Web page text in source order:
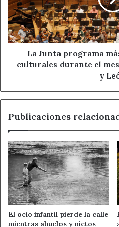
650
actividades
culturales
durante
mes
en
y
La Junta programa
culturales durante el
y
Publicaciones
El ocio infantil pierde la calle
mientras abuelos y nietos